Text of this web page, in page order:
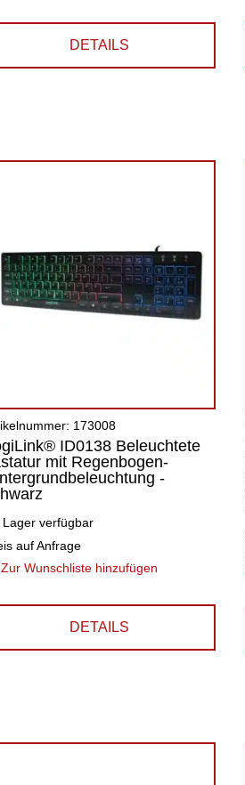
DETAILS
173008
ID0138 Beleuchtete
mit Regenbogen-
-
Lager verfügbar
auf Anfrage
Zur Wunschliste hinzufügen
DETAILS